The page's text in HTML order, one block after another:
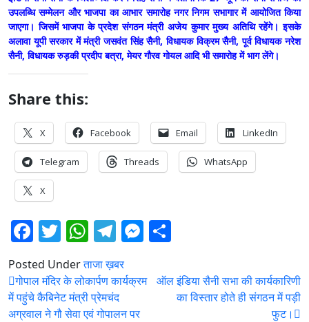
उपलब्धि सम्मेलन और भाजपा का आभार समारोह नगर निगम सभागार में आयोजित किया
जाएगा। जिसमें भाजपा के प्रदेश संगठन मंत्री अजेय कुमार मुख्य अतिथि रहेंगे। इसके
अलावा यूपी सरकार में मंत्री जसवंत सिंह सैनी, विधायक विक्रम सैनी, पूर्व विधायक नरेश
सैनी, विधायक रुड़की प्रदीप बत्रा, मेयर गौरव गोयल आदि भी समारोह में भाग लेंगे।
Share this:
X Facebook Email LinkedIn
Telegram Threads WhatsApp
X
Facebook
Twitter
WhatsApp
Telegram
Messenger
Posted Underताजा ख़बर
Post
navigation
गोपाल मंदिर के लोकार्पण कार्यक्रम
में पहुंचे कैबिनेट मंत्री प्रेमचंद
अग्रवाल ने गौ सेवा एवं गोपालन पर
ऑल इंडिया सैनी सभा की कार्यकारिणी
का विस्तार होते ही संगठन में पड़ी
फुट।